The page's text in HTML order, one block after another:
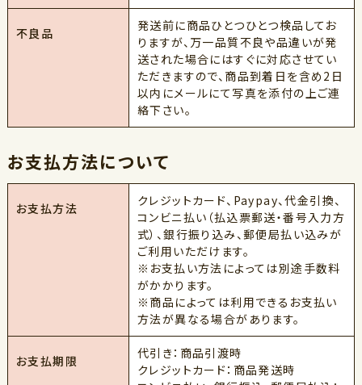
不良品
発送前に商品ひとつひとつ検品してお
りますが、万一品質不良や品違いが発
送された場合にはすぐに対応させてい
ただきますので、商品到着日を含め2日
以内にメールにて写真を添付の上ご連
絡下さい。
お支払方法について
お支払方法
クレジットカード、Paypay、代金引換、
コンビニ払い（払込票郵送・番号入力方
式）、銀行振り込み、郵便局払い込みが
ご利用いただけます。
※お支払い方法によっては別途手数料
がかかります。
※商品によっては利用できるお支払い
方法が異なる場合があります。
お支払期限
代引き：商品引渡時
クレジットカード：商品発送時